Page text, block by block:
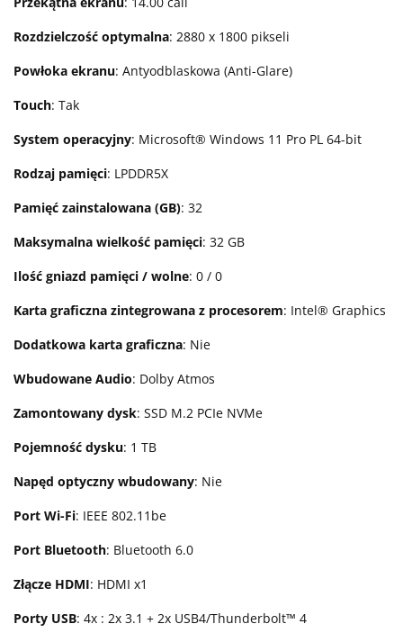
Rozdzielczość optymalna: 2880 x 1800 pikseli
Powłoka ekranu: Antyodblaskowa (Anti-Glare)
Touch: Tak
System operacyjny: Microsoft® Windows 11 Pro PL 64-bit
Rodzaj pamięci: LPDDR5X
Pamięć zainstalowana (GB): 32
Maksymalna wielkość pamięci: 32 GB
Ilość gniazd pamięci / wolne: 0 / 0
Karta graficzna zintegrowana z procesorem: Intel® Graphics
Dodatkowa karta graficzna: Nie
Wbudowane Audio: Dolby Atmos
Zamontowany dysk: SSD M.2 PCIe NVMe
Pojemność dysku: 1 TB
Napęd optyczny wbudowany: Nie
Port Wi-Fi: IEEE 802.11be
Port Bluetooth: Bluetooth 6.0
Złącze HDMI: HDMI x1
Porty USB: 4x : 2x 3.1 + 2x USB4/Thunderbolt™ 4